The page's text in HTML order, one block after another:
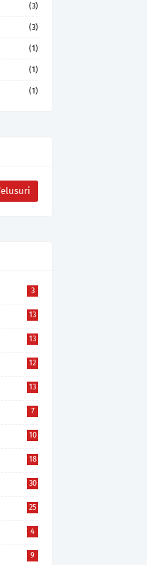
(3)
(3)
(1)
(1)
(1)
3
13
13
12
13
7
10
18
30
25
4
9